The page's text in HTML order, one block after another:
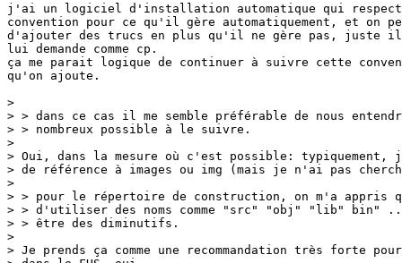
j'ai un logiciel d'installation automatique qui
convention pour ce qu'il gère automatiquement, et on
d'ajouter des trucs en plus qu'il ne gère pas, juste
lui demande comme cp.
ça me parait logique de continuer à suivre cette
qu'on ajoute.
>
> > dans ce cas il me semble préférable de nous
> > nombreux possible à le suivre.
>
> Oui, dans la mesure où c'est possible: typiquement,
> de référence à images ou img (mais je n'ai pas
>
> > pour le répertoire de construction, on m'a
> > d'utiliser des noms comme "src" "obj" "lib" bin"
> > être des diminutifs.
>
> Je prends ça comme une recommandation très forte